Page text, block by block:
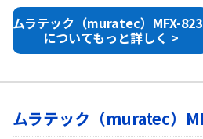
ムラテック（muratec）MFX-
についてもっと詳しく >
ムラテック（muratec）